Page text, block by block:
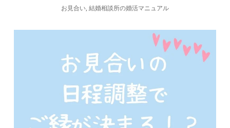
お見合い,結婚相談所の婚活マニュアル